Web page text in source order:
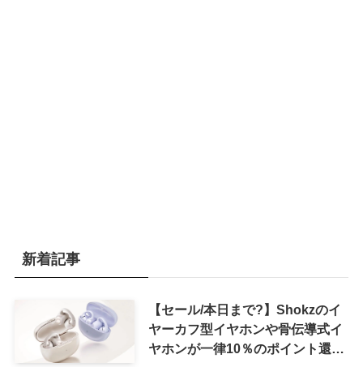
新着記事
【セール/本日まで?】Shokzのイ
ヤーカフ型イヤホンや骨伝導式イ
ヤホンが一律10％のポイント還元